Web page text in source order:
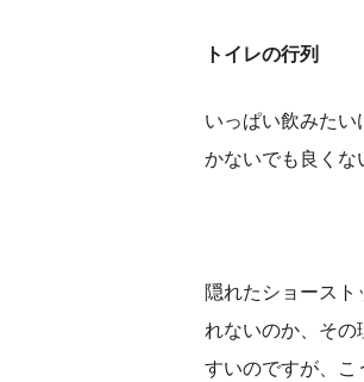
トイレの行列
いっぱい飲みた
かないでも良くな
隠れたショースト
れないのか、そ
すいのですが、